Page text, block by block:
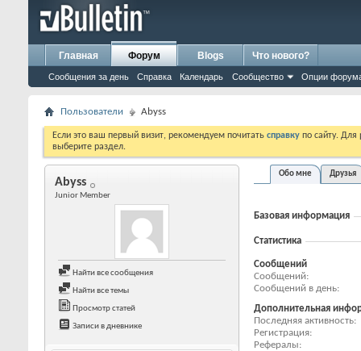
Главная Форум
Сообщения за день Справка Календарь Сообщество Опции
Blogs Что нового?
Пользователи Abyss
Если это ваш первый визит, рекомендуем почитать справку по сайту.
выберите раздел.
Abyss
Junior Member
Найти все сообщения
Найти все темы
Просмотр статей
Записи в дневнике
Обо мне Друзья
Базовая информация
Статистика
Сообщений
Сообщений
Сообщений в день
Дополнительная
Последняя активность
Регистрация
Рефералы